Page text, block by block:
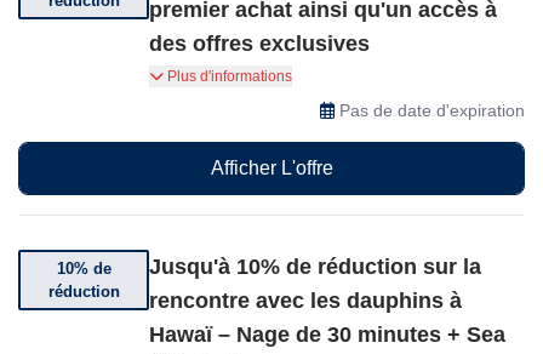
premier achat ainsi qu'un accès à
des offres exclusives
Rejoignez l'équipe – Obtenez $20 de réduction
sur votre premier achat ainsi qu'un accès à des
offres exclusives et à des nouvelles
passionnantes !
Plus d'informations
Pas de date d'expiration
Afficher L'offre
10% de
réduction
Jusqu'à 10% de réduction sur la
rencontre avec les dauphins à
Hawaï – Nage de 30 minutes + Sea